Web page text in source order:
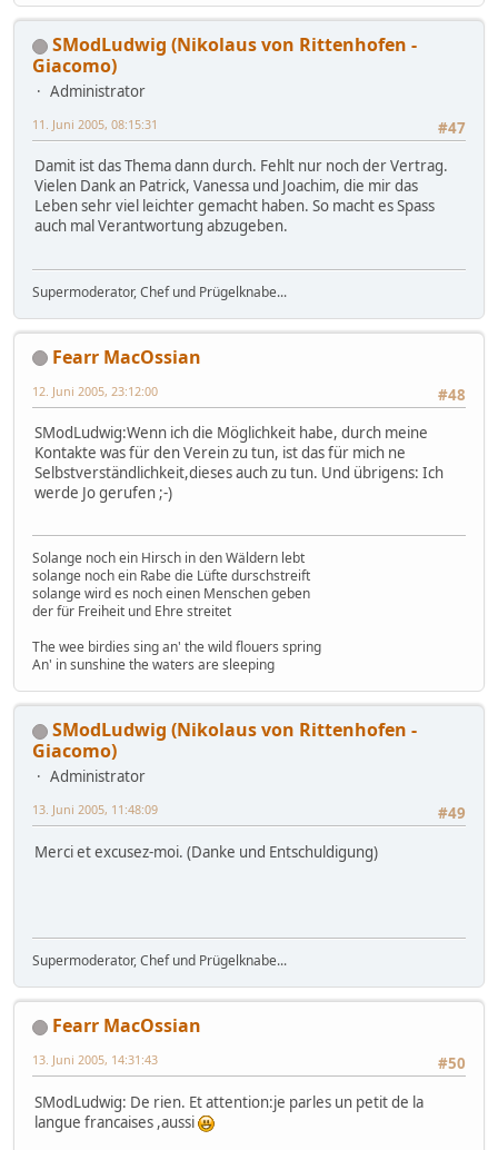
SModLudwig (Nikolaus von Rittenhofen -
Giacomo)
Administrator
#47
11. Juni 2005, 08:15:31
Damit ist das Thema dann durch. Fehlt nur noch der Vertrag.
Vielen Dank an Patrick, Vanessa und Joachim, die mir das
Leben sehr viel leichter gemacht haben. So macht es Spass
auch mal Verantwortung abzugeben.
Supermoderator, Chef und Prügelknabe...
Fearr MacOssian
#48
12. Juni 2005, 23:12:00
SModLudwig:Wenn ich die Möglichkeit habe, durch meine
Kontakte was für den Verein zu tun, ist das für mich ne
Selbstverständlichkeit,dieses auch zu tun. Und übrigens: Ich
werde Jo gerufen ;-)
Solange noch ein Hirsch in den Wäldern lebt
solange noch ein Rabe die Lüfte durschstreift
solange wird es noch einen Menschen geben
der für Freiheit und Ehre streitet
The wee birdies sing an' the wild flouers spring
An' in sunshine the waters are sleeping
SModLudwig (Nikolaus von Rittenhofen -
Giacomo)
Administrator
#49
13. Juni 2005, 11:48:09
Merci et excusez-moi. (Danke und Entschuldigung)
Supermoderator, Chef und Prügelknabe...
Fearr MacOssian
#50
13. Juni 2005, 14:31:43
SModLudwig: De rien. Et attention:je parles un petit de la
langue francaises ,aussi